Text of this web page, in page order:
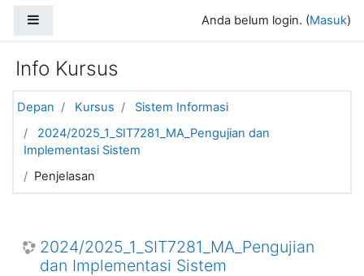
Anda belum login. (Masuk)
Info Kursus
Depan Kursus
Sistem Informasi
2024/2025_1_SIT7281_MA_Pengujian dan
Implementasi Sistem
Penjelasan
2024/2025_1_SIT7281_MA_Pengujian
dan Implementasi Sistem